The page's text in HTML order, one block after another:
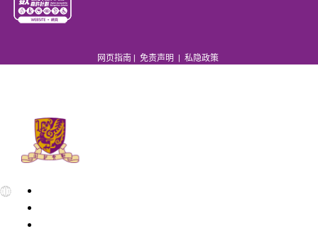
网页指南 | 免责声明 | 私隐政策